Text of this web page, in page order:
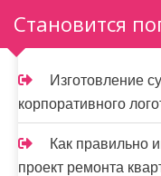
Становится
Изготовление
корпоративного
Как правильно
проект ремонта